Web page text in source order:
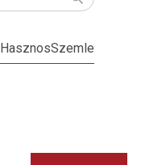
HasznosSzemle